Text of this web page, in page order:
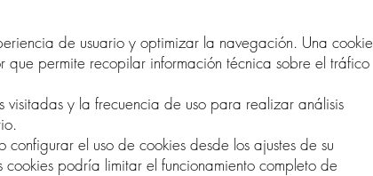
de usuario y optimizar la navegación. Una cookie
permite recopilar información técnica sobre el tráfico
visitadas y la frecuencia de uso para realizar análisis
el uso de cookies desde los ajustes de su
podría limitar el funcionamiento completo de